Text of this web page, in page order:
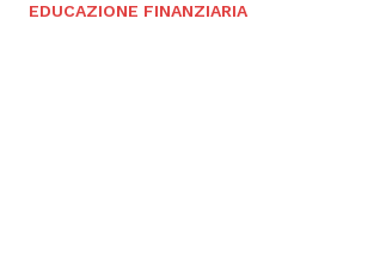
EDUCAZIONE FINANZIARIA